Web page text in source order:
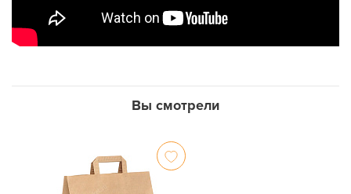
Вы смотрели